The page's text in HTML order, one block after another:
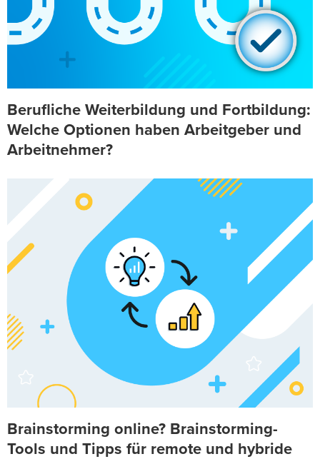
Berufliche Weiterbildung und Fortbildung:
Welche Optionen haben Arbeitgeber und
Arbeitnehmer?
Brainstorming online? Brainstorming-
Tools und Tipps für remote und hybride